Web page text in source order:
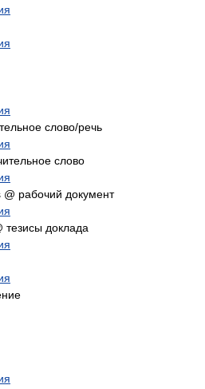
слово/речь
слово
рабочий документ
доклада